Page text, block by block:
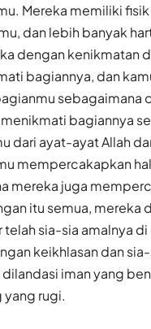
Mereka memiliki
dan lebih banyak
dengan kenikmatan
bagiannya, dan
sebagaimana
bagiannya
dari ayat-ayat Allah
mempercakapkan
mereka juga
itu semua, mereka
sia-sia amalnya
keikhlasan dan
iman yang
rugi.